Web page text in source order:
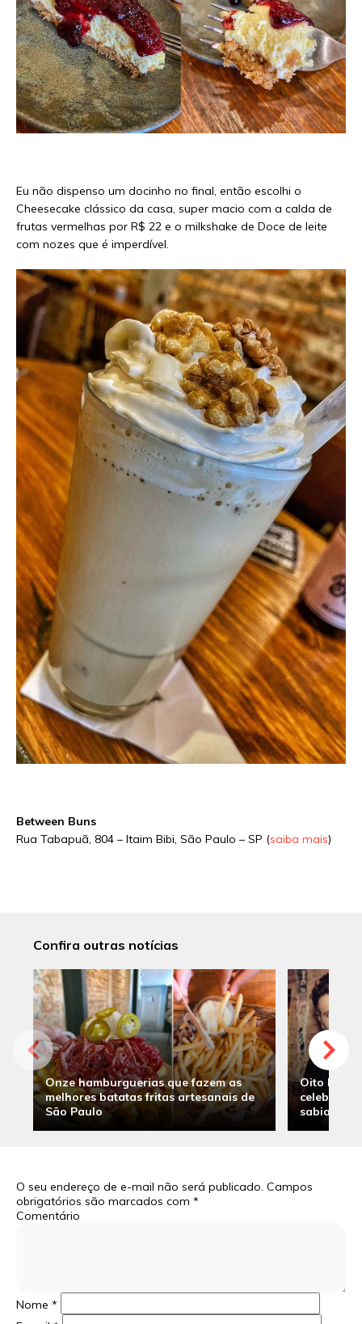
Eu não dispenso um docinho no final, então escolhi o
Cheesecake clássico da casa, super macio com a calda de
frutas vermelhas por R$ 22 e o milkshake de Doce de leite
com nozes que é imperdível.
Between Buns
Rua Tabapuã, 804 – Itaim Bibi, São Paulo – SP (saiba mais)
Confira outras notícias
Onze hamburguerias que fazem as
melhores batatas fritas artesanais de
São Paulo
Oito
sabia
O seu endereço de e-mail não será publicado. Campos
obrigatórios são marcados com *
Comentário
Nome *